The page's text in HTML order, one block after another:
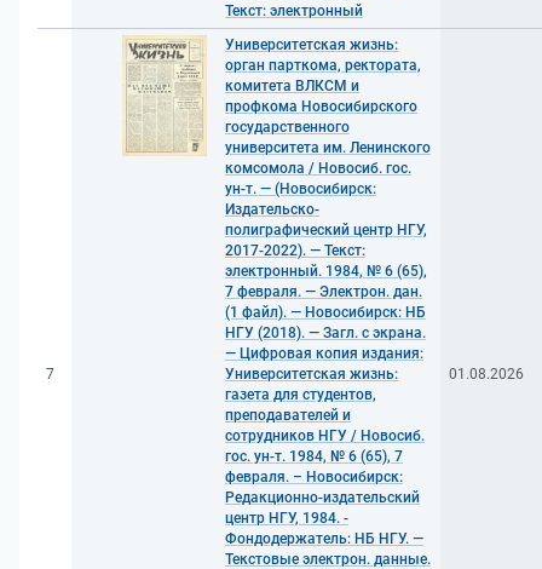
Текст: электронный
7
Университетская жизнь:
орган парткома, ректората,
комитета ВЛКСМ и
профкома Новосибирского
государственного
университета им. Ленинского
комсомола / Новосиб. гос.
ун-т. — (Новосибирск:
Издательско-
полиграфический центр НГУ,
2017-2022). — Текст:
электронный. 1984, № 6 (65),
7 февраля. — Электрон. дан.
(1 файл). — Новосибирск: НБ
НГУ (2018). — Загл. с экрана.
— Цифровая копия издания:
Университетская жизнь:
газета для студентов,
преподавателей и
сотрудников НГУ / Новосиб.
гос. ун-т. 1984, № 6 (65), 7
февраля. – Новосибирск:
Редакционно-издательский
центр НГУ, 1984. -
Фондодержатель: НБ НГУ. —
Текстовые электрон. данные.
01.08.2026